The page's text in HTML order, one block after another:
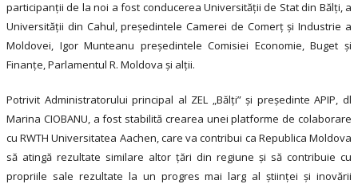
participanții de la noi a fost conducerea Universității de Stat din Bălți, a
Universității din Cahul, președintele Camerei de Comerț și Industrie a
Moldovei, Igor Munteanu președintele Comisiei Economie, Buget și
Finanțe, Parlamentul R. Moldova și alții.
Potrivit Administratorului principal al ZEL „Bălți” și președinte APIP, dl
Marina CIOBANU, a fost stabilită crearea unei platforme de colaborare
cu RWTH Universitatea Aachen, care va contribui ca Republica Moldova
să atingă rezultate similare altor țări din regiune și să contribuie cu
propriile sale rezultate la un progres mai larg al științei și inovării